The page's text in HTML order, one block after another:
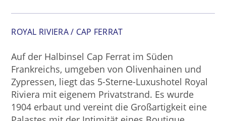
ROYAL RIVIERA / CAP FERRAT
Auf der Halbinsel Cap Ferrat im Süden
Frankreichs, umgeben von Olivenhainen und
Zypressen, liegt das 5-Sterne-Luxushotel Royal
Riviera mit eigenem Privatstrand. Es wurde
1904 erbaut und vereint die Großartigkeit eine